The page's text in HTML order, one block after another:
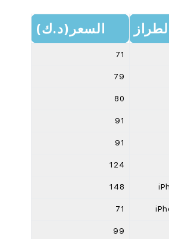
السعر(د.ك)
71
79
80
91
91
124
148
71
99